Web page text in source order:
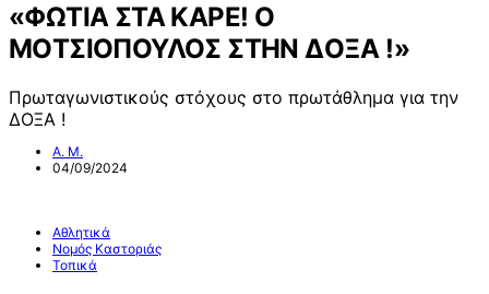
«ΦΩΤΙΑ ΣΤΑ ΚΑΡΕ! Ο
ΜOΤΣΙΟΠΟΥΛΟΣ ΣΤΗΝ ΔΟΞΑ !»
Πρωταγωνιστικούς στόχους στο πρωτάθλημα για την
ΔΟΞΑ !
Α. Μ.
04/09/2024
Αθλητικά
Νομός Καστοριάς
Τοπικά